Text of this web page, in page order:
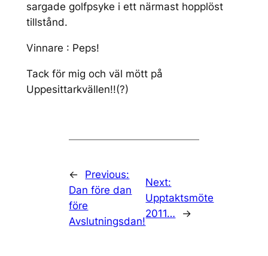
sargade golfpsyke i ett närmast hopplöst
tillstånd.
Vinnare : Peps!
Tack för mig och väl mött på
Uppesittarkvällen!!(?)
←
Previous:
Dan före dan
före
Avslutningsdan!
Next:
Upptaktsmöte
2011…
→